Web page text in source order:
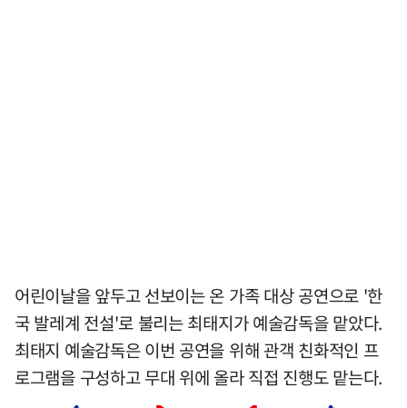
어린이날을 앞두고 선보이는 온 가족 대상 공연으로 '한
국 발레계 전설'로 불리는 최태지가 예술감독을 맡았다.
최태지 예술감독은 이번 공연을 위해 관객 친화적인 프
로그램을 구성하고 무대 위에 올라 직접 진행도 맡는다.